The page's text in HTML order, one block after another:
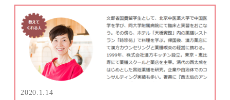
2020.1.14